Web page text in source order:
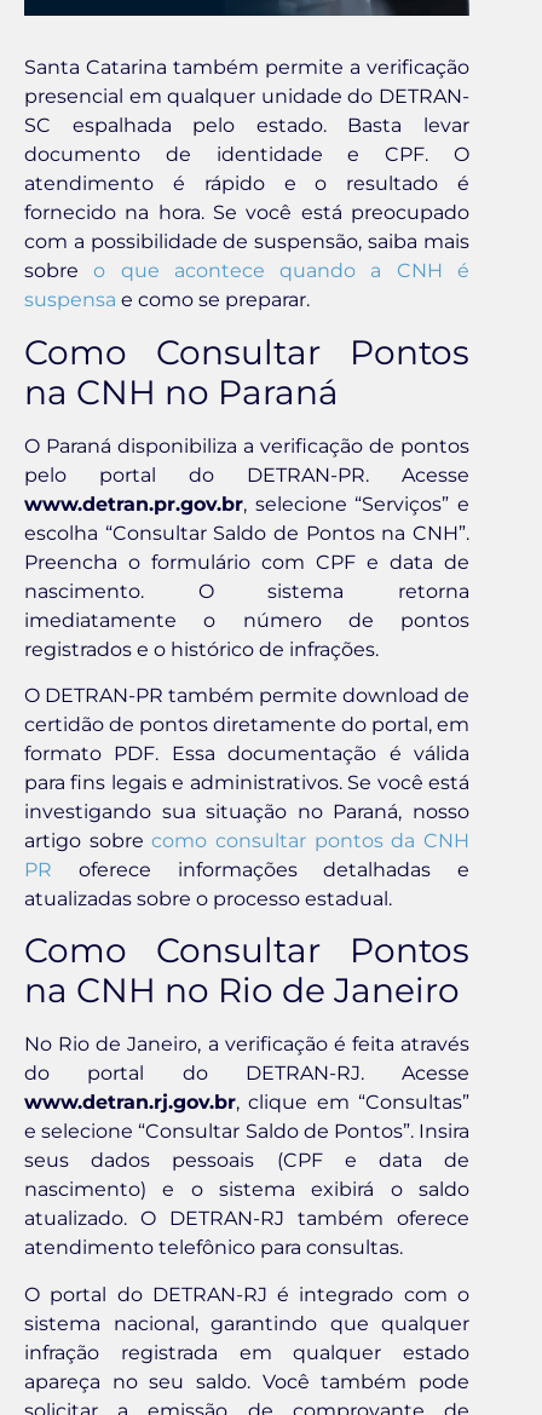
Santa Catarina também permite a verificação
presencial em qualquer unidade do DETRAN-
SC espalhada pelo estado. Basta levar
documento de identidade e CPF. O
atendimento é rápido e o resultado é
fornecido na hora. Se você está preocupado
com a possibilidade de suspensão, saiba mais
sobreo que acontece quando a CNH é
suspensa e como se preparar.
Como Consultar Pontos
na CNH no Paraná
O Paraná disponibiliza a verificação de pontos
pelo portal do DETRAN-PR. Acesse
www.detran.pr.gov.br, selecione “Serviços” e
escolha “Consultar Saldo de Pontos na CNH”.
Preencha o formulário com CPF e data de
nascimento. O sistema retorna
imediatamente o número de pontos
registrados e o histórico de infrações.
O DETRAN-PR também permite download de
certidão de pontos diretamente do portal, em
formato PDF. Essa documentação é válida
para fins legais e administrativos. Se você está
investigando sua situação no Paraná, nosso
artigo sobrecomo consultar pontos da CNH
PR oferece informações detalhadas e
atualizadas sobre o processo estadual.
Como Consultar Pontos
na CNH no Rio de Janeiro
No Rio de Janeiro, a verificação é feita através
do portal do DETRAN-RJ. Acesse
www.detran.rj.gov.br, clique em “Consultas”
e selecione “Consultar Saldo de Pontos”. Insira
seus dados pessoais (CPF e data de
nascimento) e o sistema exibirá o saldo
atualizado. O DETRAN-RJ também oferece
atendimento telefônico para consultas.
O portal do DETRAN-RJ é integrado com o
sistema nacional, garantindo que qualquer
infração registrada em qualquer estado
apareça no seu saldo. Você também pode